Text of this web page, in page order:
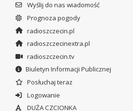
Wyślij do nas wiadomość
Prognoza pogody
radioszczecin.pl
radioszczecinextra.pl
radioszczecin.tv
Biuletyn Informacji Publicznej
Posłuchaj teraz
Logowanie
DUŻA CZCIONKA